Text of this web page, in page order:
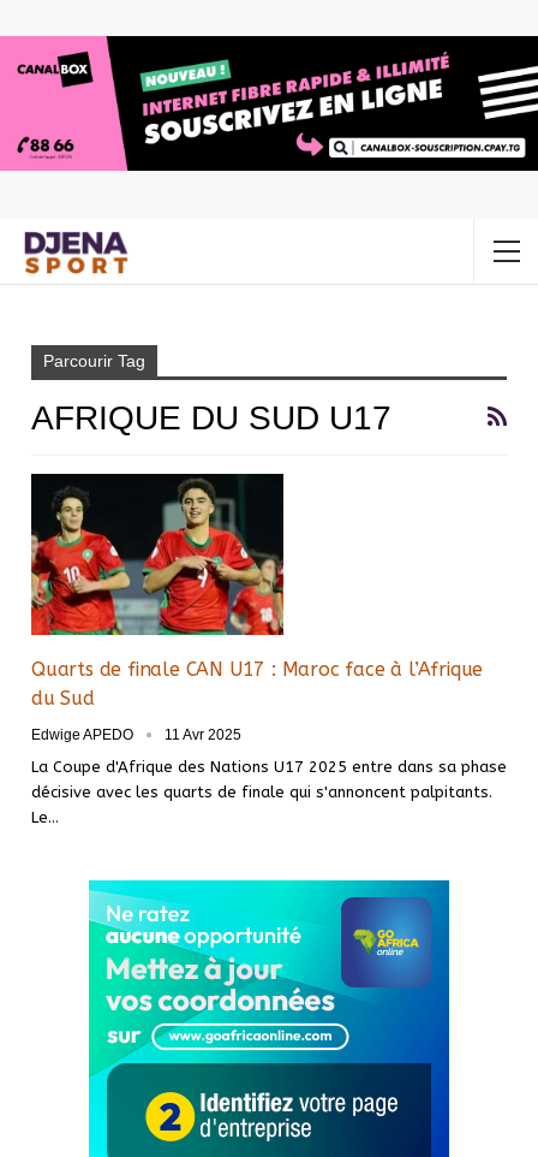
Parcourir Tag
AFRIQUE DU SUD U17
Quarts de finale CAN U17 : Maroc face à l’Afrique
du Sud
Edwige APEDO 11 Avr 2025
La Coupe d'Afrique des Nations U17 2025 entre dans sa phase
décisive avec les quarts de finale qui s'annoncent palpitants.
Le…